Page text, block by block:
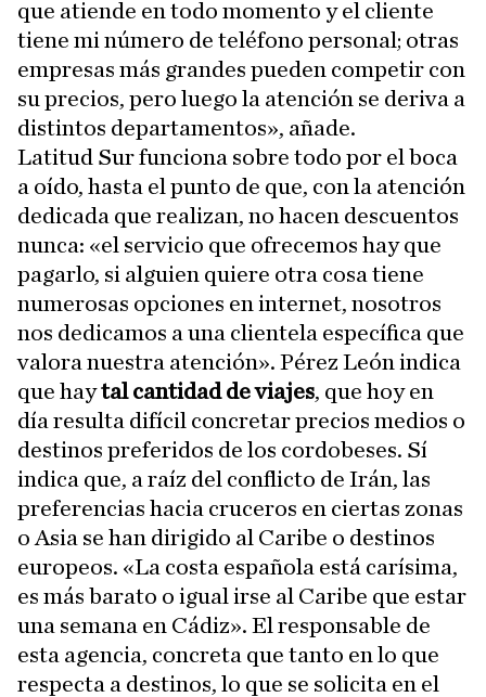
que atiende en todo momento y el cliente
tiene mi número de teléfono personal; otras
empresas más grandes pueden competir con
su precios, pero luego la atención se deriva a
distintos departamentos», añade.
Latitud Sur funciona sobre todo por el boca
a oído, hasta el punto de que, con la atención
dedicada que realizan, no hacen descuentos
nunca: «el servicio que ofrecemos hay que
pagarlo, si alguien quiere otra cosa tiene
numerosas opciones en internet, nosotros
nos dedicamos a una clientela específica que
valora nuestra atención». Pérez León indica
que haytal cantidad de viajes, que hoy en
día resulta difícil concretar precios medios o
destinos preferidos de los cordobeses. Sí
indica que, a raíz del conflicto de Irán, las
preferencias hacia cruceros en ciertas zonas
o Asia se han dirigido al Caribe o destinos
europeos. «La costa española está carísima,
es más barato o igual irse al Caribe que estar
una semana en Cádiz». El responsable de
esta agencia, concreta que tanto en lo que
respecta a destinos, lo que se solicita en el